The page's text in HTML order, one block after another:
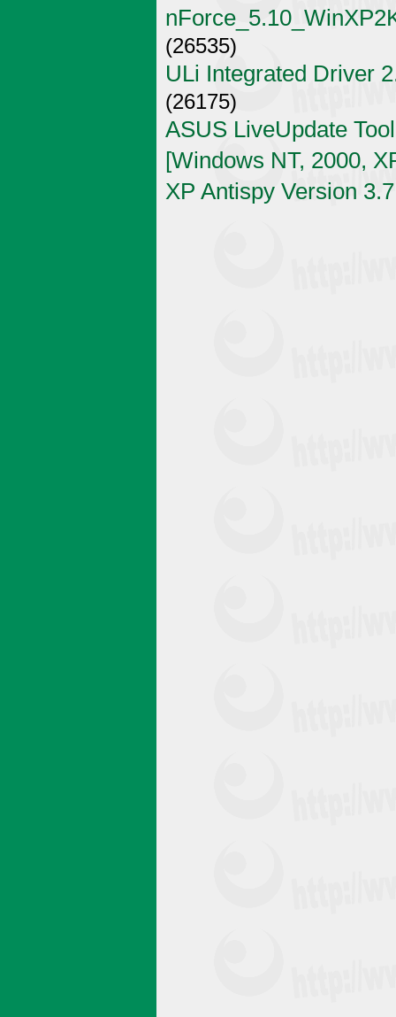
(26535)
ULi Integrated Driver
(26175)
ASUS LiveUpdate
[Windows NT, 2000,
XP Antispy Version